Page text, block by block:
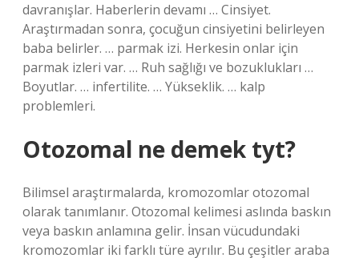
davranışlar. Haberlerin devamı … Cinsiyet.
Araştırmadan sonra, çocuğun cinsiyetini belirleyen
baba belirler. … parmak izi. Herkesin onlar için
parmak izleri var. … Ruh sağlığı ve bozuklukları …
Boyutlar. … infertilite. … Yükseklik. … kalp
problemleri.
Otozomal ne demek tyt?
Bilimsel araştırmalarda, kromozomlar otozomal
olarak tanımlanır. Otozomal kelimesi aslında baskın
veya baskın anlamına gelir. İnsan vücudundaki
kromozomlar iki farklı türe ayrılır. Bu çeşitler araba